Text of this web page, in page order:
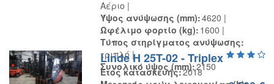
Αέριο
Ύψος ανύψωσης (mm) 4620
Ωφέλιμο φορτίο (kg) 1600
Τύπος στηρίγματος ανύψωσης
τριπλό
Συνολικό ύψος (mm) 2150
Linde H 25T-02 - Triplex
Έτος κατασκευής 2018